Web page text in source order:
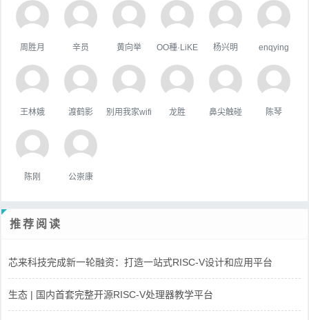
周胜月 辛员 黄向举 OO種·LiKE 杨兴明 enqying
王林娥 渡鹤影 别用我家wifi 龙胜 鼻尖触碰 陈琴
陈刚 公崇康
推荐阅读
芯来科技完成新一轮融资：打造一站式RISC-V设计和应用平台
生态 | 国内首套完整开源RISC-V处理器教学平台